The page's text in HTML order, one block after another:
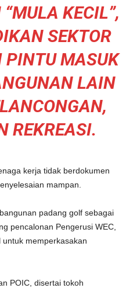
KECIL”,
SEKTOR
PINTU MASUK
LAIN
REKREASI.
kerja tidak berdokumen
mampan.
padang golf sebagai
pencalonan Pengerusi WEC,
memperkasakan
POIC, disertai tokoh